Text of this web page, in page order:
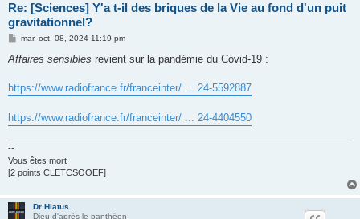
Re: [Sciences] Y'a t-il des briques de la Vie au fond d'un puit
gravitationnel?
M
s
g
e
mar. oct. 08, 2024 11:19 pm
Affaires sensibles revient sur la pandémie du Covid-19 :
https://www.radiofrance.fr/franceinter/ ... 24-5592887
https://www.radiofrance.fr/franceinter/ ... 24-4404550
--
Vous êtes mort
[2 points CLETCSOOEF]
Dr Hiatus
Dieu d'après le panthéon